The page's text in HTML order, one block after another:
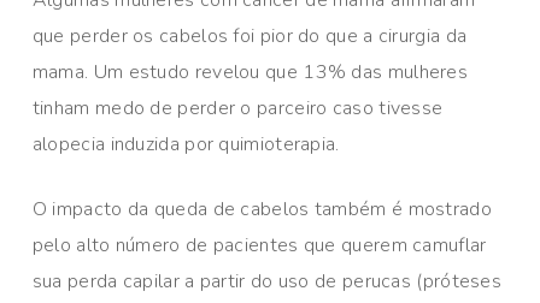
que perder os cabelos foi pior do que a cirurgia da
mama. Um estudo revelou que 13% das mulheres
tinham medo de perder o parceiro caso tivesse
alopecia induzida por quimioterapia.
O impacto da queda de cabelos também é mostrado
pelo alto número de pacientes que querem camuflar
sua perda capilar a partir do uso de perucas (próteses